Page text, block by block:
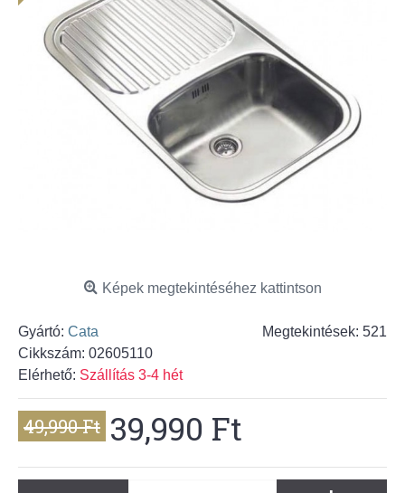
Képek megtekintéséhez kattintson
Megtekintések: 521
Gyártó: Cata
Cikkszám: 02605110
Elérhető: Szállítás 3-4 hét
49,990 Ft 39,990 Ft